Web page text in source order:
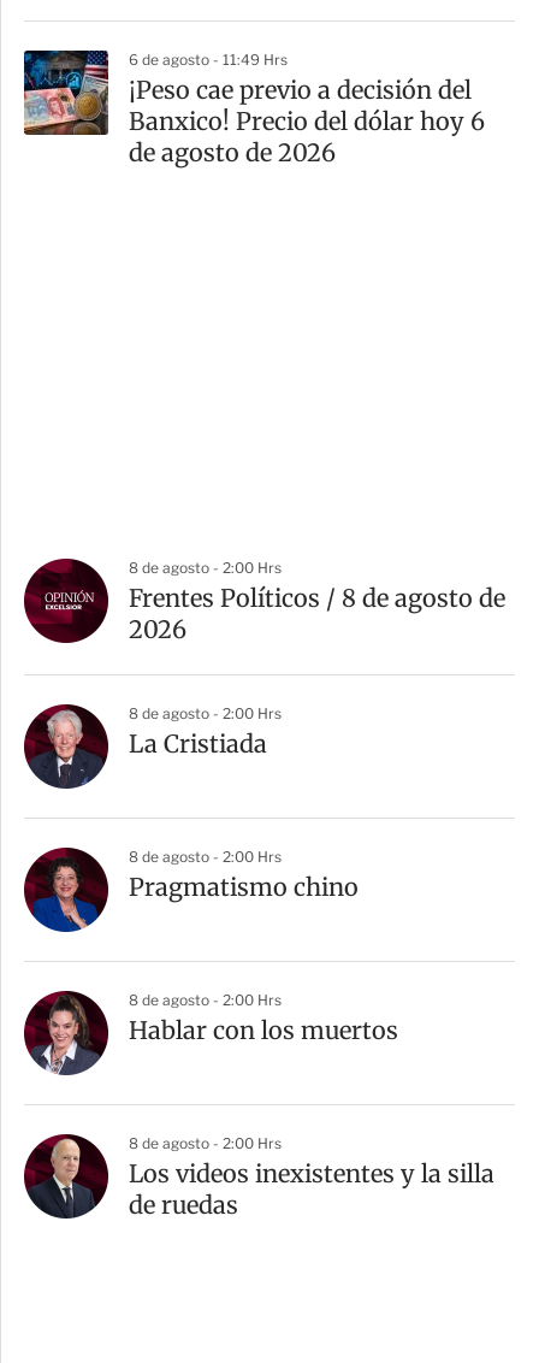
6 de agosto - 11:49 Hrs
¡Peso cae previo a decisión del
Banxico! Precio del dólar hoy 6
de agosto de 2026
8 de agosto - 2:00 Hrs
Frentes Políticos / 8 de agosto de
2026
8 de agosto - 2:00 Hrs
La Cristiada
8 de agosto - 2:00 Hrs
Pragmatismo chino
8 de agosto - 2:00 Hrs
Hablar con los muertos
8 de agosto - 2:00 Hrs
Los videos inexistentes y la silla
de ruedas